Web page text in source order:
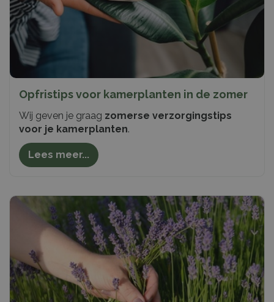
Opfristips voor kamerplanten in de zomer
Wij geven je graag zomerse verzorgingstips
voor je kamerplanten.
Lees meer...